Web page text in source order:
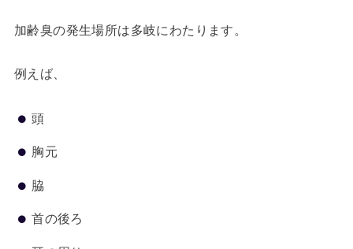
加齢臭の発生場所は多岐にわたります。
例えば、
頭
胸元
脇
首の後ろ